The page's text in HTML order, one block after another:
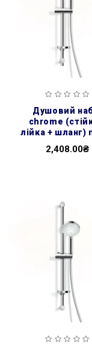
душовий набір
chrome
лійка + шланг)
2,408.00₴